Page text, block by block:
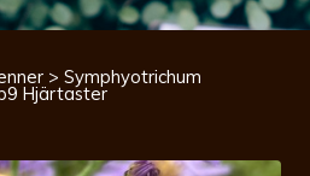
> Symphyotrichum
Hjärtaster